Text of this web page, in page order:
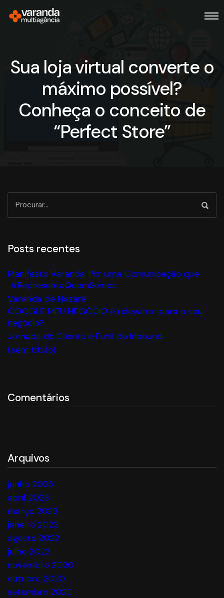
Sua loja virtual converte o
máximo possível?
Conheça o conceito de
“Perfect Store”
Posts recentes
Manifesto Varanda: Por uma Comunicação que
#RepresentaQuemSomos
Varanda de Nazaré
GOOGLE MEU NEGÓCIO é relevante para o seu
negócio?
Jornada do Cliente e Funil do Inbound
(sem título)
Comentários
Arquivos
junho 2025
abril 2023
março 2023
janeiro 2023
agosto 2022
julho 2022
novembro 2020
outubro 2020
setembro 2020